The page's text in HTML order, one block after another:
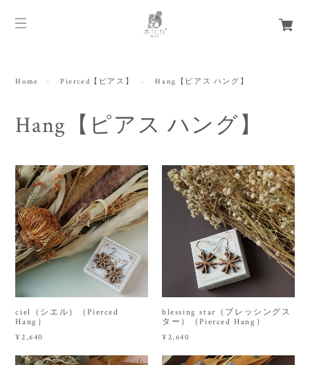
Home Pierced【ピアス】 Hang【ピアス ハング】
Hang【ピアス ハング】
ciel（シエル）（Pierced
Hang）
¥2,640
blessing star（ブレッシングス
ター）（Pierced Hang）
¥2,640